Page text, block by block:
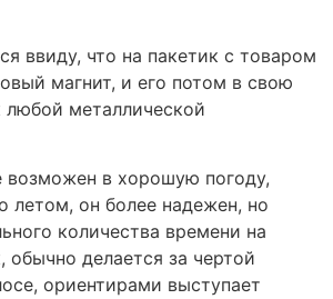
ввиду, что на пакетик с товаром
магнит, и его потом в свою
любой металлической
возможен в хорошую погоду,
летом, он более надежен, но
количества времени на
обычно делается за чертой
ориентирами выступает